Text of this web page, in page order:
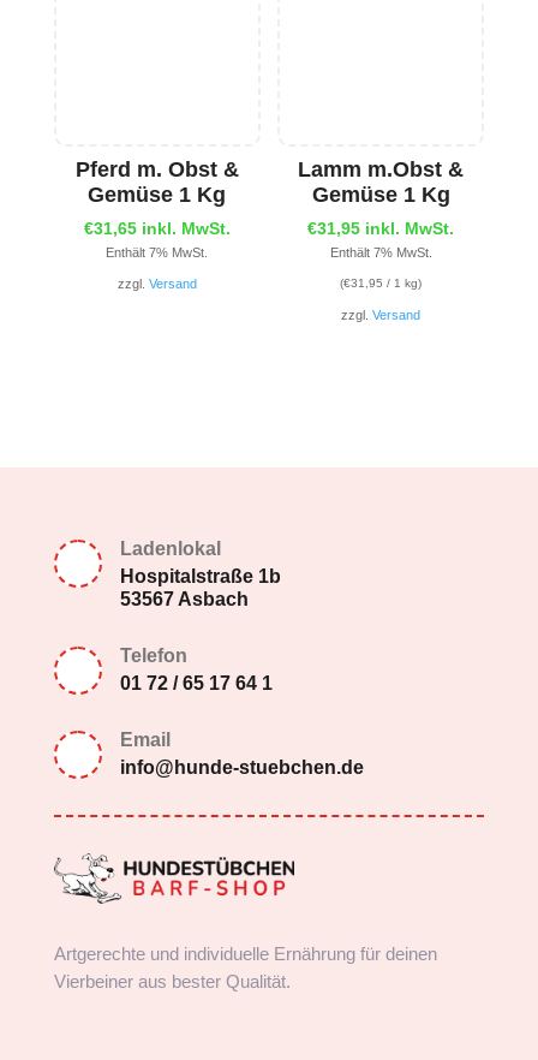
Pferd m. Obst &
Gemüse 1 Kg
€31,65 inkl. MwSt.
Enthält 7% MwSt.
zzgl. Versand
Lamm m.Obst &
Gemüse 1 Kg
€31,95 inkl. MwSt.
Enthält 7% MwSt.
(€31,95 / 1 kg)
zzgl.Versand
Ladenlokal
Hospitalstraße 1b
53567 Asbach
Telefon
01 72 / 65 17 64 1
Email
info@hunde-stuebchen.de
Artgerechte und individuelle Ernährung für deinen
Vierbeiner aus bester Qualität.